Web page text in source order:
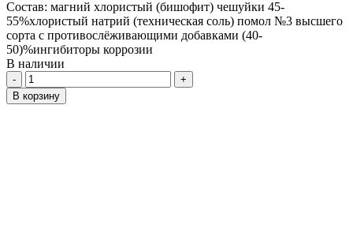
Состав: магний хлористый (бишофит) чешуйки 45-
55%хлористый натрий (техническая соль) помол №3 высшего
сорта с противослёживающими добавками (40-
50)%ингибиторы коррозии
В наличии
Количество
В корзину